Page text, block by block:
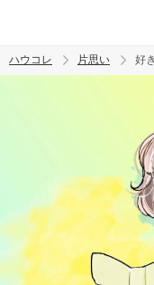
モテテク 恋がしたい
ハウコレ 片思い 好